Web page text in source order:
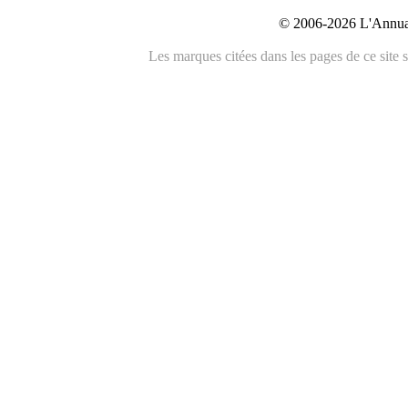
© 2006-2026
Les marques citées dans les pages de ce